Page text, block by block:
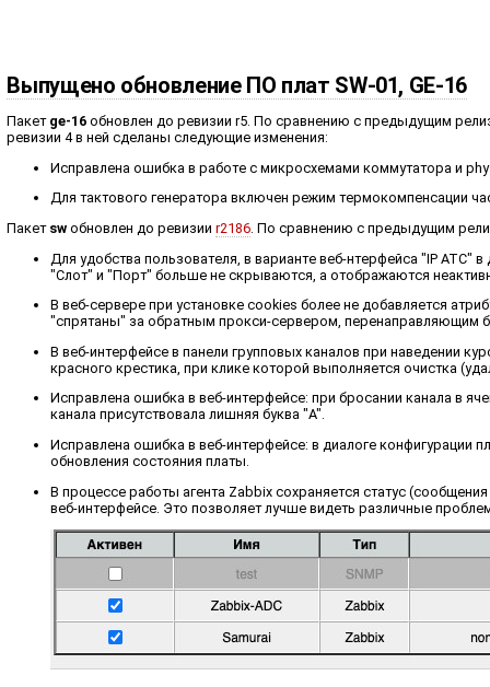
Выпущено обновление ПО плат SW-01, GE-16
Пакет ge-16 обновлен до ревизии r5. По сравнению с предыдущим
ревизии 4 в ней сделаны следующие изменения:
Исправлена ошибка в работе с микросхемами коммутатора и
Для тактового генератора включен режим термокомпенсации
Пакет sw обновлен до ревизииr2186 . По сравнению с предыдущим
Для удобства пользователя, в варианте веб-нтерфейса "IP АТС"
"Слот" и "Порт" больше не скрываются, а отображаются
В веб-сервере при установке cookies более не добавляется
"спрятаны" за обратным прокси-сервером, перенаправляющим
В веб-интерфейсе в панели групповых каналов при наведении
красного крестика, при клике которой выполняется очистка
Исправлена ошибка в веб-интерфейсе: при бросании канала в
канала присутствовала лишняя буква "A".
Исправлена ошибка в веб-интерфейсе: в диалоге конфигурации
обновления состояния платы.
В процессе работы агента Zabbix сохраняется статус
веб-интерфейсе. Это позволяет лучше видеть различные